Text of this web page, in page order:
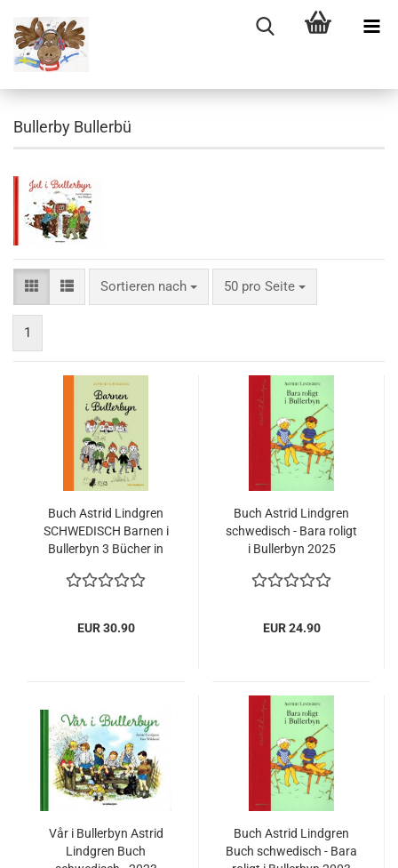
Bullerby Bullerbü
Sortieren nach
Sortieren nach 50 pro Seite
pro Seite
1
Buch Astrid Lindgren
SCHWEDISCH Barnen i
Bullerbyn 3 Bücher in
NEU
EUR 30.90
Buch Astrid Lindgren
schwedisch - Bara roligt
i Bullerbyn 2025
EUR 24.90
Vår i Bullerbyn Astrid
Lindgren Buch
Buch Astrid Lindgren
Buch schwedisch - Bara